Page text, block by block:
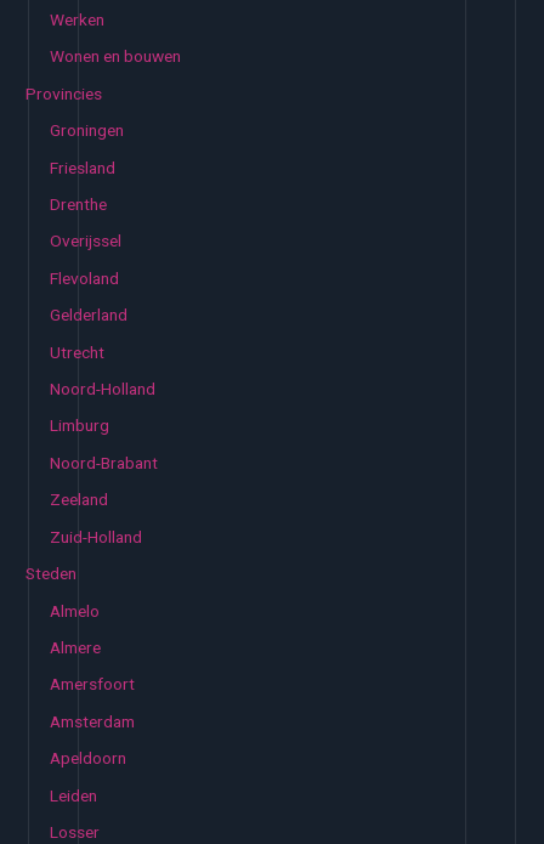
Werken
Wonen en bouwen
Provincies
Groningen
Friesland
Drenthe
Overijssel
Flevoland
Gelderland
Utrecht
Noord-Holland
Limburg
Noord-Brabant
Zeeland
Zuid-Holland
Steden
Almelo
Almere
Amersfoort
Amsterdam
Apeldoorn
Leiden
Losser